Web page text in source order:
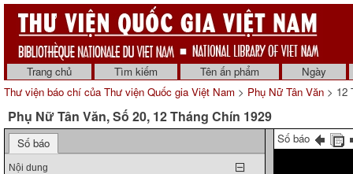
Trang chủ Tìm kiếm Tên ấn phẩm
Ngày
Thư viện báo chí của Thư viện Quốc gia Việt Nam > Phụ Nữ Tân Văn > 12
Phụ Nữ Tân Văn, Số 20, 12 Tháng Chín 1929
Số báo
Nội dung
Số báo